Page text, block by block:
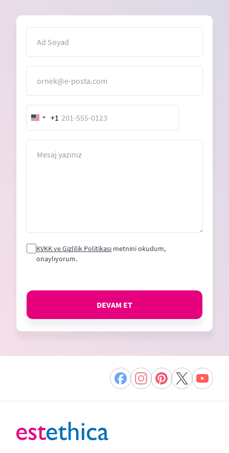
United
States
+1
KVKK ve Gizlilik Politikası metnini okudum,
onaylıyorum.
DEVAM ET